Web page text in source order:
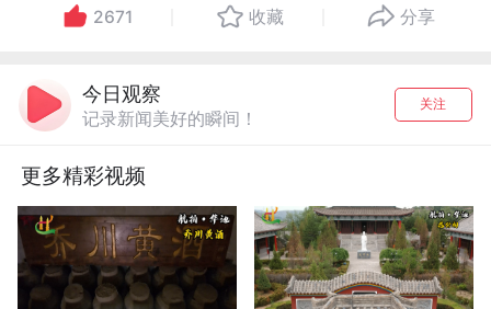
2671 收藏 分享
今日观察
记录新闻美好的瞬间！
关注
更多精彩视频